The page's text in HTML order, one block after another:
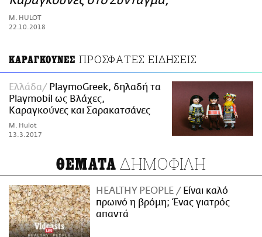
ΑΜΠΑ
PRINT
M. HULOT
22.10.2018
ΚΑΡΑΓΚΟΥΝΕΣ ΠΡΟΣΦΑΤΕΣ ΕΙΔΗΣΕΙΣ
Ελλάδα
PlaymoGreek, δηλαδή τα
Playmobil ως Βλάχες,
Καραγκούνες και Σαρακατσάνες
M. Hulot
13.3.2017
ΘΕΜΑΤΑ ΔΗΜΟΦΙΛΗ
HEALTHY PEOPLE
Είναι καλό
πρωινό η βρόμη; Ένας γιατρός
απαντά